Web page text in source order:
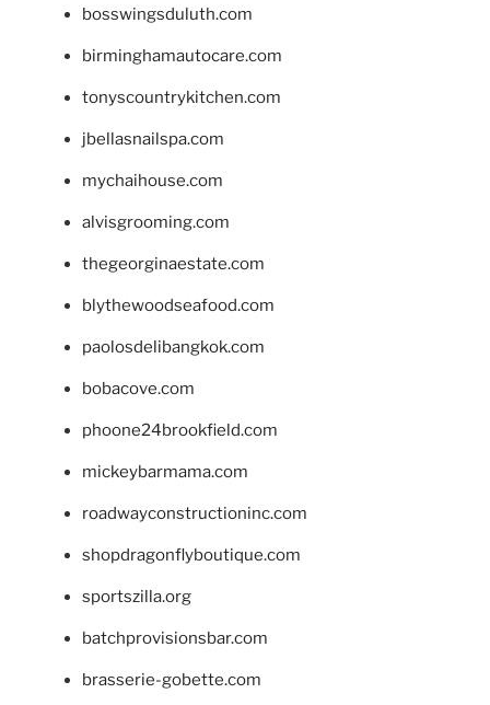
bosswingsduluth.com
birminghamautocare.com
tonyscountrykitchen.com
jbellasnailspa.com
mychaihouse.com
alvisgrooming.com
thegeorginaestate.com
blythewoodseafood.com
paolosdelibangkok.com
bobacove.com
phoone24brookfield.com
mickeybarmama.com
roadwayconstructioninc.com
shopdragonflyboutique.com
sportszilla.org
batchprovisionsbar.com
brasserie-gobette.com